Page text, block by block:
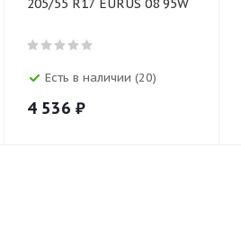
205/55 R17 EURUS 08 95W
Есть в наличии (20)
4 536 ₽